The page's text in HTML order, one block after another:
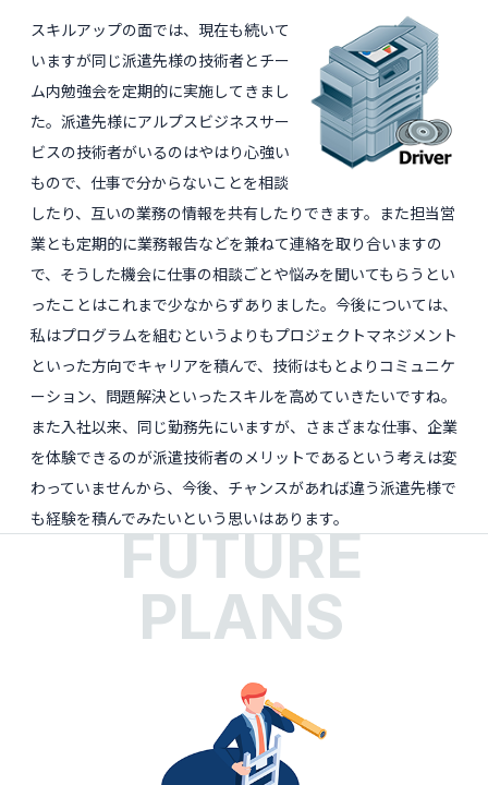
スキルアップの面では、現在も続いて
いますが同じ派遣先様の技術者とチー
ム内勉強会を定期的に実施してきまし
た。派遣先様にアルプスビジネスサー
ビスの技術者がいるのはやはり心強い
もので、仕事で分からないことを相談
したり、互いの業務の情報を共有したりできます。また担当営
業とも定期的に業務報告などを兼ねて連絡を取り合いますの
で、そうした機会に仕事の相談ごとや悩みを聞いてもらうとい
ったことはこれまで少なからずありました。今後については、
私はプログラムを組むというよりもプロジェクトマネジメント
といった方向でキャリアを積んで、技術はもとよりコミュニケ
ーション、問題解決といったスキルを高めていきたいですね。
また入社以来、同じ勤務先にいますが、さまざまな仕事、企業
を体験できるのが派遣技術者のメリットであるという考えは変
わっていませんから、今後、チャンスがあれば違う派遣先様で
も経験を積んでみたいという思いはあります。
FUTURE
PLANS